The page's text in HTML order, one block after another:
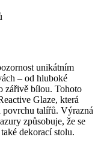
unikátním
– od hluboké
zářivě bílou. Tohoto
Glaze, která
povrchu talířů. Výrazná
způsobuje, že se
dekorací stolu.